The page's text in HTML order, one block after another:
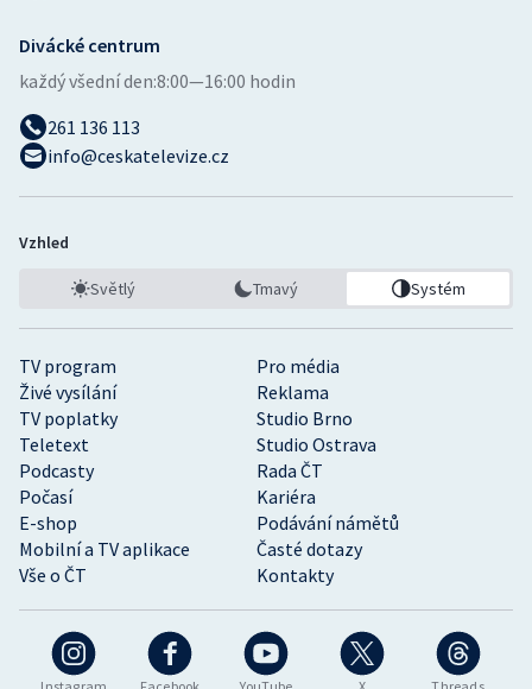
TV program
Pro média
Živé vysílání
Reklama
TV poplatky
Studio Brno
Teletext
Studio Ostrava
Podcasty
Rada ČT
Počasí
Kariéra
E-shop
Podávání námětů
Mobilní a TV aplikace
Časté dotazy
Vše o ČT
Kontakty
Divácké centrum
každý všední den:8:00—16:00 hodin
261 136 113
info@ceskatelevize.cz
Vzhled
Světlý Tmavý Systém